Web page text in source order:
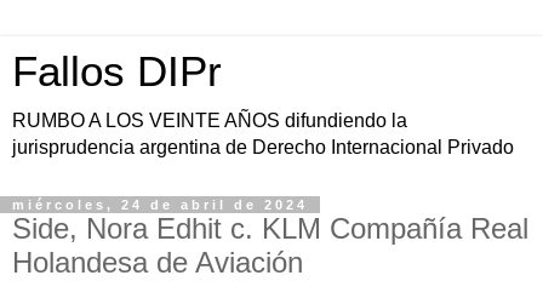
Fallos DIPr
RUMBO A LOS VEINTE AÑOS difundiendo la
jurisprudencia argentina de Derecho Internacional Privado
miércoles, 24 de abril de 2024
Side, Nora Edhit c. KLM Compañía Real
Holandesa de Aviación